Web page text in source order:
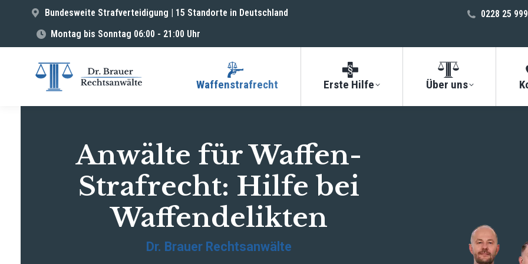
Bundesweite Strafverteidigung | 15 Standorte in Deutschland
Montag bis Sonntag 06:00 - 21:00 Uhr
0228 25
Waffenstrafrecht Erste Hilfe Über uns
Anwälte für Waffen-
Strafrecht: Hilfe bei
Waffendelikten
Dr. Brauer Rechtsanwälte